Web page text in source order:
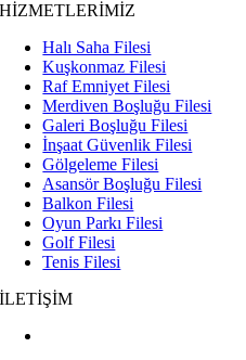
HİZMETLERİMİZ
Halı Saha Filesi
Kuşkonmaz Filesi
Raf Emniyet Filesi
Merdiven Boşluğu Filesi
Galeri Boşluğu Filesi
İnşaat Güvenlik Filesi
Gölgeleme Filesi
Asansör Boşluğu Filesi
Balkon Filesi
Oyun Parkı Filesi
Golf Filesi
Tenis Filesi
İLETİŞİM